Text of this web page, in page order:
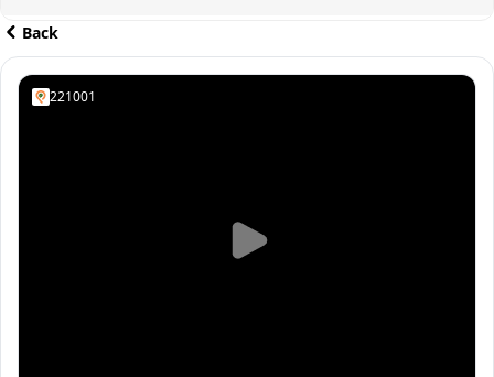
Back
221001